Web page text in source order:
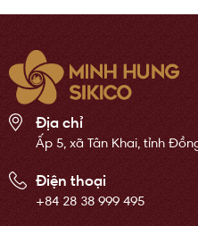
Địa chỉ
Ấp 5, xã Tân Khai, tỉnh
Điện thoại
+84 28 38 999 495